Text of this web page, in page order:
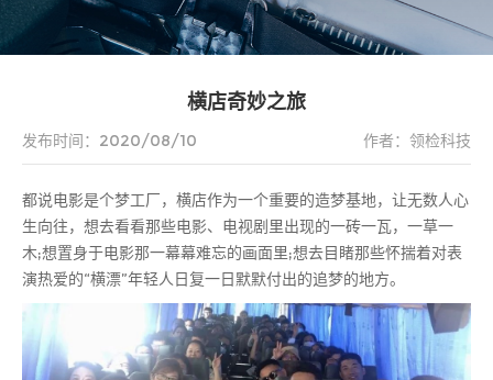
横店奇妙之旅
发布时间：2020/08/10 作者：领检科技
都说电影是个梦工厂，横店作为一个重要的造梦基地，让无数人心
生向往，想去看看那些电影、电视剧里出现的一砖一瓦，一草一
木;想置身于电影那一幕幕难忘的画面里;想去目睹那些怀揣着对表
演热爱的“横漂”年轻人日复一日默默付出的追梦的地方。